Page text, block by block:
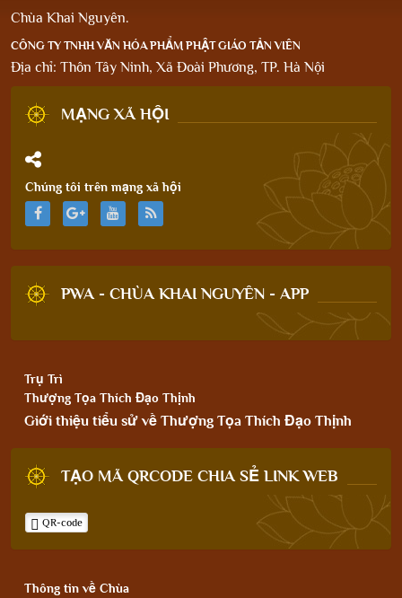
Chùa Khai Nguyên.
CÔNG TY TNHH VĂN HÓA PHẨM PHẬT GIÁO TẢN VIÊN
Địa chỉ: Thôn Tây Ninh, Xã Đoài Phương, TP. Hà Nội
MẠNG XÃ HỘI
Chúng tôi trên mạng xã hội
PWA - CHÙA KHAI NGUYÊN - APP
Trụ Trì
Thượng Tọa Thích Đạo Thịnh
Giới thiệu tiểu sử về Thượng Tọa Thích Đạo Thịnh
TẠO MÃ QRCODE CHIA SẺ LINK WEB
QR-code
Thông tin về Chùa